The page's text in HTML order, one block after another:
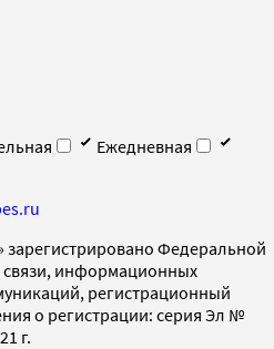
Ежедневная
зарегистрировано Федеральной
связи, информационных
регистрационный
о регистрации: серия Эл №
г.